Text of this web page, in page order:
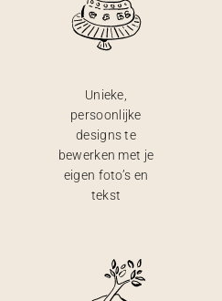
Unieke,
persoonlijke
designs te
bewerken met je
eigen foto’s en
tekst